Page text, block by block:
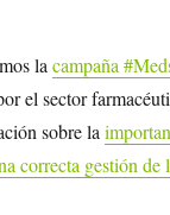
lacampaña
el sector
sobre la
correcta gestión de